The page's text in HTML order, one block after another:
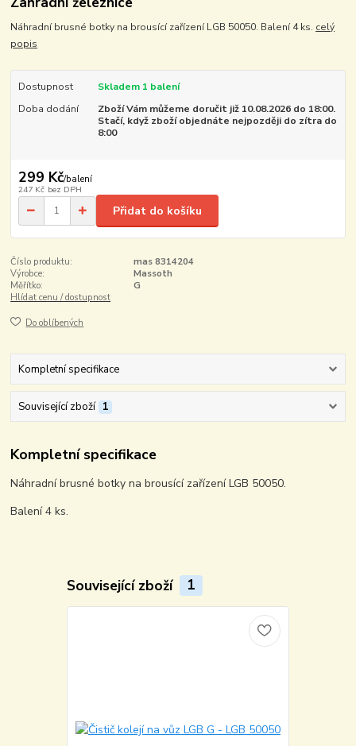
Náhradní brusné botky na brousící zařízení LGB 50050. Balení 4 ks. celý
popis
Dostupnost
Skladem 1 balení
Doba dodání
Zboží Vám můžeme doručit již 10.08.2026 do 18:00.
Stačí, když zboží objednáte nejpozději do zítra do
8:00
299 Kč/balení
247 Kč bez DPH
Přidat do košíku
Číslo produktu:
mas 8314204
Výrobce:
Massoth
Měřítko:
G
Hlídat cenu / dostupnost
Do oblíbených
Kompletní specifikace
Související zboží 1
Kompletní specifikace
Náhradní brusné botky na brousící zařízení LGB 50050.
Balení 4 ks.
Související zboží 1